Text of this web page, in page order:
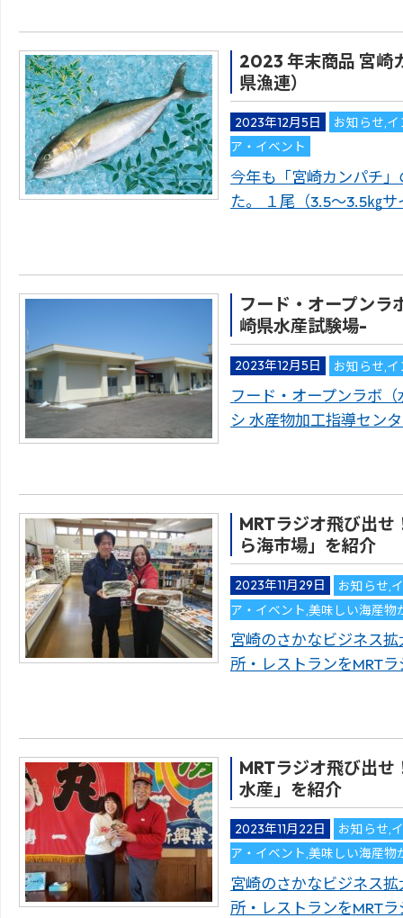
2023 年末商品 宮崎
県漁連）
2023年12月5日 お知らせ,イ
ア・イベント
今年も「宮崎カンパチ
た。 １尾（3.5～3.5㎏
フード・オープン
崎県水産試験場-
2023年12月5日 お知らせ,イ
フード・オープンラボ
シ 水産物加工指導セン
MRTラジオ飛び出せ
ら海市場」を紹介
2023年11月29日 お知らせ,
ア・イベント,美味しい海産物
宮崎のさかなビジネス
所・レストランをMRT
MRTラジオ飛び出せ
水産」を紹介
2023年11月22日 お知らせ,
ア・イベント,美味しい海産物
宮崎のさかなビジネス
所・レストランをMRT